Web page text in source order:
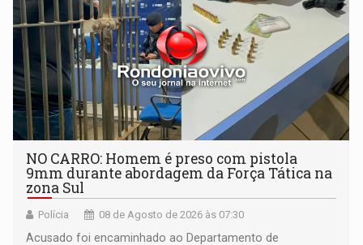
NO CARRO: Homem é preso com pistola
9mm durante abordagem da Força Tática na
zona Sul
Polícia 08 de Agosto de 2026 às 07:30
Acusado foi encaminhado ao Departamento de